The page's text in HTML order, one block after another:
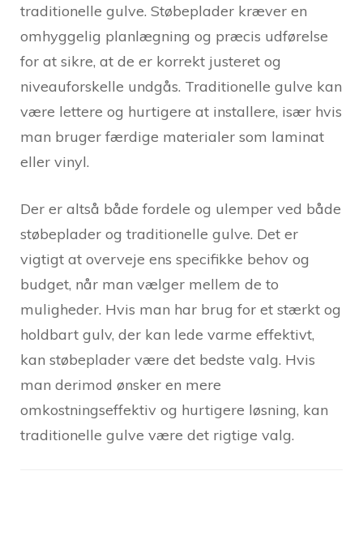
traditionelle gulve. Støbeplader kræver en
omhyggelig planlægning og præcis udførelse
for at sikre, at de er korrekt justeret og
niveauforskelle undgås. Traditionelle gulve kan
være lettere og hurtigere at installere, især hvis
man bruger færdige materialer som laminat
eller vinyl.
Der er altså både fordele og ulemper ved både
støbeplader og traditionelle gulve. Det er
vigtigt at overveje ens specifikke behov og
budget, når man vælger mellem de to
muligheder. Hvis man har brug for et stærkt og
holdbart gulv, der kan lede varme effektivt,
kan støbeplader være det bedste valg. Hvis
man derimod ønsker en mere
omkostningseffektiv og hurtigere løsning, kan
traditionelle gulve være det rigtige valg.